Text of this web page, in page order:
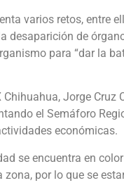
varios retos, entre
desaparición de
para “dar la
Jorge Cruz
el Semáforo
económicas.
se encuentra en
por lo que se